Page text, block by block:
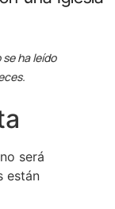
ha leído
será
están